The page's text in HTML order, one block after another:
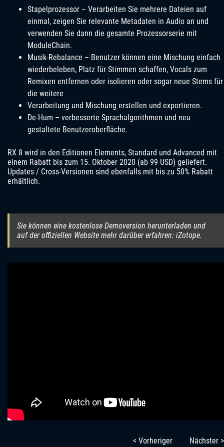
Stapelprozessor – Verarbeiten Sie mehrere Dateien auf
einmal, zeigen Sie relevante Metadaten in Audio an und
verwenden Sie dann die gesamte Prozessorserie mit
ModuleChain.
Musik-Rebalance – Benutzer können eine Mischung einfach
wiederbeleben, Platz für Stimmen schaffen, Vocals zum
Remixen entfernen oder isolieren oder sogar neue Stems für
die weitere
Verarbeitung und Mischung erstellen und exportieren.
De-Hum – verbesserte Sprachalgorithmen und neu
gestaltete Benutzeroberfläche.
RX 8 wird in den Editionen Elements, Standard und Advanced mit
einem Rabatt bis zum 15. Oktober 2020 (ab 99 USD) geliefert.
Updates / Cross-Versionen sind ebenfalls mit bis zu 50% Rabatt
erhältlich.
Sie können eine kostenlose Demoversion herunterladen und
auf der offiziellen Website mehr darüber erfahren: iZotope.
< Vorheriger Nächster >